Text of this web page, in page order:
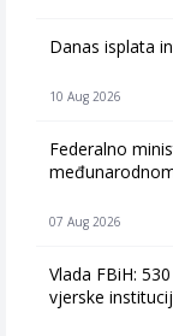
Danas isplata
10 Aug 2026
Federalno
07 Aug 2026
Vlada FBiH:
vjerske